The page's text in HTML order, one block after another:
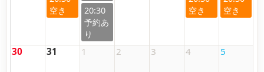
20:30
30 31 1 2 3 4 5